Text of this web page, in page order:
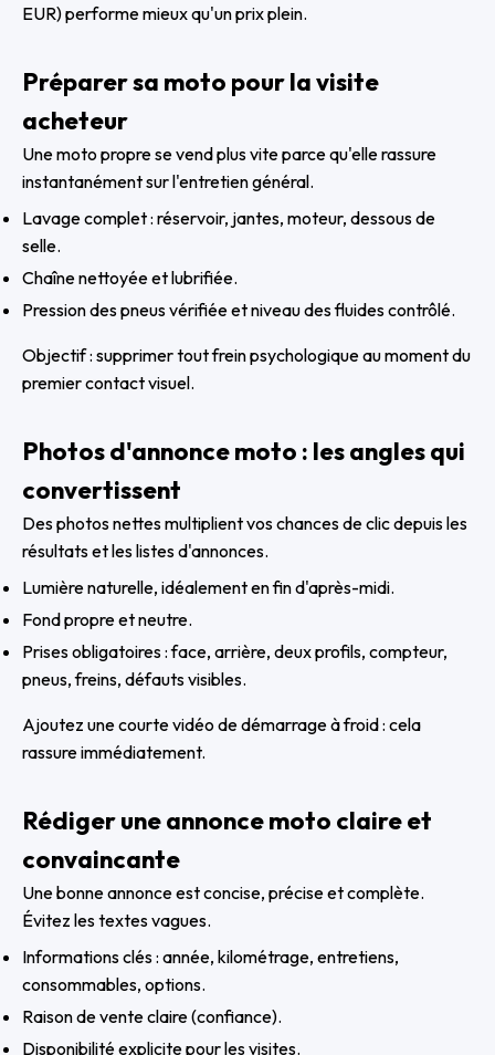
EUR) performe mieux qu'un prix plein.
Préparer sa moto pour la visite
acheteur
Une moto propre se vend plus vite parce qu'elle rassure
instantanément sur l'entretien général.
Lavage complet : réservoir, jantes, moteur, dessous de
selle.
Chaîne nettoyée et lubrifiée.
Pression des pneus vérifiée et niveau des fluides contrôlé.
Objectif : supprimer tout frein psychologique au moment du
premier contact visuel.
Photos d'annonce moto : les angles qui
convertissent
Des photos nettes multiplient vos chances de clic depuis les
résultats et les listes d'annonces.
Lumière naturelle, idéalement en fin d'après-midi.
Fond propre et neutre.
Prises obligatoires : face, arrière, deux profils, compteur,
pneus, freins, défauts visibles.
Ajoutez une courte vidéo de démarrage à froid : cela
rassure immédiatement.
Rédiger une annonce moto claire et
convaincante
Une bonne annonce est concise, précise et complète.
Évitez les textes vagues.
Informations clés : année, kilométrage, entretiens,
consommables, options.
Raison de vente claire (confiance).
Disponibilité explicite pour les visites.